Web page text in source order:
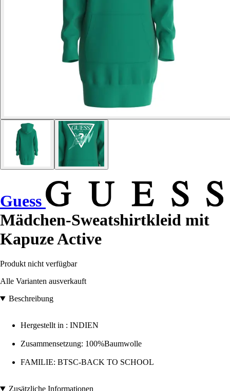
Guess
Mädchen-Sweatshirtkleid mit
Kapuze Active
Produkt nicht verfügbar
Alle Varianten ausverkauft
Beschreibung
Hergestellt in : INDIEN
Zusammensetzung: 100%Baumwolle
FAMILIE: BTSC-BACK TO SCHOOL
Zusätzliche Informationen